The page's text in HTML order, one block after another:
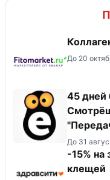
До 20
45 дней
До 31
-15% на
клещей